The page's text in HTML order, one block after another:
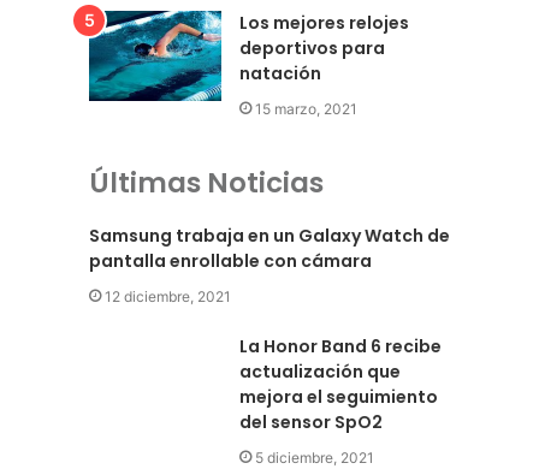
Los mejores relojes
deportivos para
natación
15 marzo, 2021
Últimas Noticias
Samsung trabaja en un Galaxy Watch de
pantalla enrollable con cámara
12 diciembre, 2021
La Honor Band 6 recibe
actualización que
mejora el seguimiento
del sensor SpO2
5 diciembre, 2021